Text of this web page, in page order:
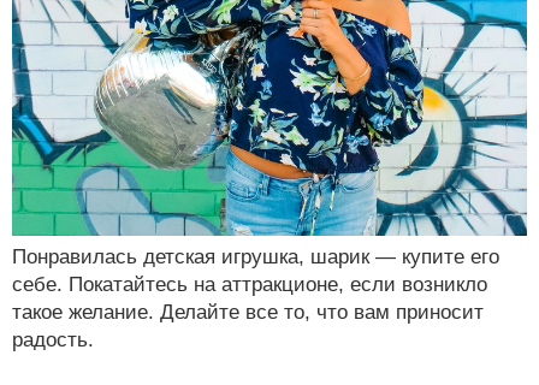
Понравилась детская игрушка, шарик — купите его
себе. Покатайтесь на аттракционе, если возникло
такое желание. Делайте все то, что вам приносит
радость.